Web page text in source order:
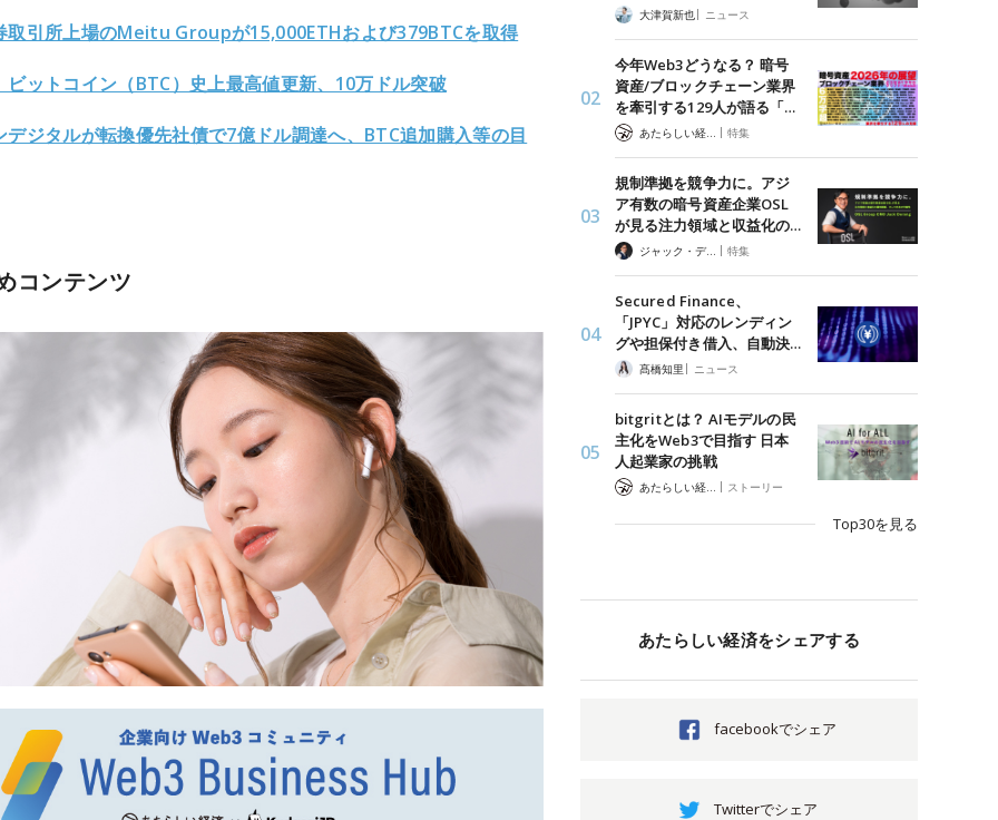
取引所上場のMeitu Groupが15,000ETHおよび379BTCを取得
ビットコイン（BTC）史上最高値更新、10万ドル突破
デジタルが転換優先社債で7億ドル調達へ、BTC追加購入等の目
コンテンツ
大津賀新也| ニュース
今年Web3どうなる？ 暗号
資産/ブロックチェーン業界
を牽引する129人が語る「…
| 特集
規制準拠を競争力に。アジ
ア有数の暗号資産企業OSL
が見る注力領域と収益化の…
ジャック・デロン（Jack Derong） | 特集
Secured Finance、
「JPYC」対応のレンディン
グや担保付き借入、自動決…
髙橋知里 | ニュース
bitgritとは？ AIモデルの民
主化をWeb3で目指す 日本
人起業家の挑戦
| ストーリー
Top30を見る
あたらしい経済をシェアする
facebookでシェア
Twitterでシェア